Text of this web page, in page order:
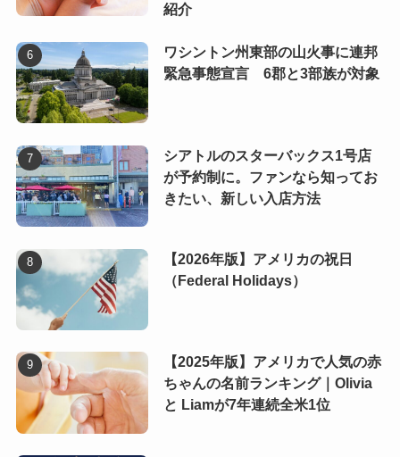
紹介
ワシントン州東部の山火事に連邦
緊急事態宣言 6郡と3部族が対象
シアトルのスターバックス1号店
が予約制に。ファンなら知ってお
きたい、新しい入店方法
【2026年版】アメリカの祝日
（Federal Holidays）
【2025年版】アメリカで人気の赤
ちゃんの名前ランキング｜Olivia
と Liamが7年連続全米1位